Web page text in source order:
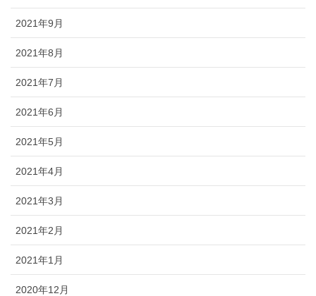
2021年9月
2021年8月
2021年7月
2021年6月
2021年5月
2021年4月
2021年3月
2021年2月
2021年1月
2020年12月